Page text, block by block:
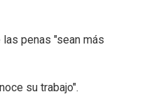
penas "sean más
su trabajo".